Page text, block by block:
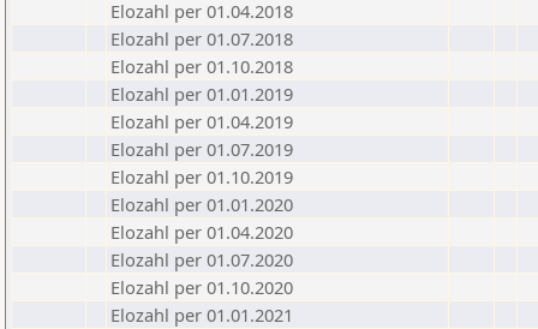
Elozahl per 01.04.2018
Elozahl per 01.07.2018
Elozahl per 01.10.2018
Elozahl per 01.01.2019
Elozahl per 01.04.2019
Elozahl per 01.07.2019
Elozahl per 01.10.2019
Elozahl per 01.01.2020
Elozahl per 01.04.2020
Elozahl per 01.07.2020
Elozahl per 01.10.2020
Elozahl per 01.01.2021